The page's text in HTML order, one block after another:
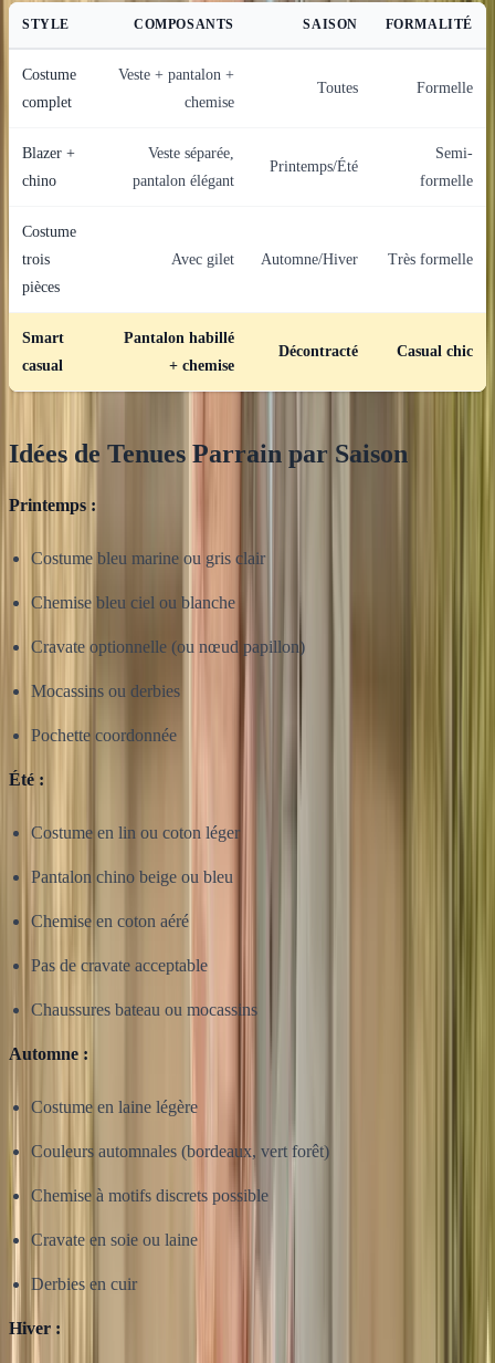
STYLE COMPOSANTS SAISON FORMALITÉ
Costume
complet
Veste + pantalon +
chemise
Toutes Formelle
Blazer +
chino
Veste séparée,
pantalon élégant
Printemps/Été
Semi-
formelle
Costume
trois
pièces
Avec gilet Automne/Hiver Très formelle
Smart
casual
Pantalon habillé
+ chemise
Décontracté Casual chic
Idées de Tenues Parrain par Saison
Printemps :
Costume bleu marine ou gris clair
Chemise bleu ciel ou blanche
Cravate optionnelle (ou nœud papillon)
Mocassins ou derbies
Pochette coordonnée
Été :
Costume en lin ou coton léger
Pantalon chino beige ou bleu
Chemise en coton aéré
Pas de cravate acceptable
Chaussures bateau ou mocassins
Automne :
Costume en laine légère
Couleurs automnales (bordeaux, vert forêt)
Chemise à motifs discrets possible
Cravate en soie ou laine
Derbies en cuir
Hiver :